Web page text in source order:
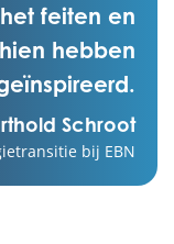
feiten en
hebben
Schroot
bij EBN